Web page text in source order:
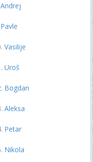
Andrej
Pavle
Vasilije
Uroš
Bogdan
Aleksa
Petar
Nikola